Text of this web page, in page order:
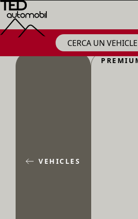
CERCA UN VEHICLE
VEHICLES